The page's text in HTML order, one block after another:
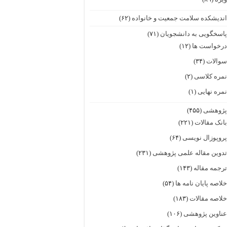
اندیشکده سلامت جمعیت و خانواده (۶۲)
پاسخگویی به دانشجویان (۷۱)
درخواست ها (۱۲)
سوالات(۳۴)
نمره کلاسی (۲)
نمره نهایی (۱)
پژوهشی (۴۵۵)
بانک مقالات(۲۲۱)
پروپوزال نویسی (۶۴)
تدوین مقاله علمی پژوهشی (۲۳۱)
ترجمه مقاله (۱۴۳)
خلاصه پایان نامه ها (۵۴)
خلاصه مقالات(۱۸۳)
عناوین پژوهشی (۱۰۶)